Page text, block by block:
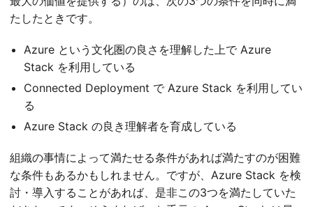
たしたときです。
Azure という文化圏の良さを理解した上で Azure
Stack を利用している
Connected Deployment で Azure Stack を利用してい
る
Azure Stack の良き理解者を育成している
組織の事情によって満たせる条件があれば満たすのが困難
な条件もあるかもしれません。ですが、Azure Stack を検
討・導入することがあれば、是非この3つを満たしていた